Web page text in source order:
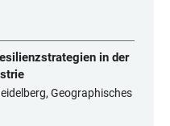
in der
Geographisches